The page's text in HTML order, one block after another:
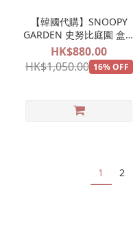
【韓國代購】SNOOPY
GARDEN 史努比庭園 盒裝
兄弟柑橘公仔掛飾套裝｜
濟州島限定
HK$880.00
HK$1,050.00 16% OFF
1 2